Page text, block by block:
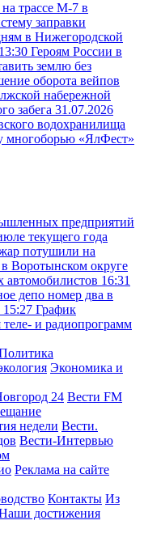
трассе М-7 в
заправки
в Нижегородской
Героям России в
землю без
оборота вейпов
набережной
забега 31.07.2026
водохранилища
многоборью «ЯлФест»
предприятий
текущего года
потушили на
Воротынском округе
16:31
депо номер два в
15:27 График
и радиопрограмм
Экономика и
24 Вести FM
недели Вести.
Вести-Интервью
Реклама на сайте
Контакты Из
достижения